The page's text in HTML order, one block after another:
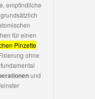
empfindliche
für einen
Pinzette
ohne
und